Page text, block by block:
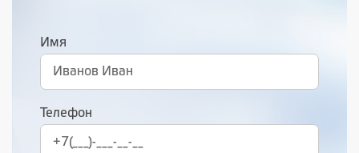
Имя
Телефон